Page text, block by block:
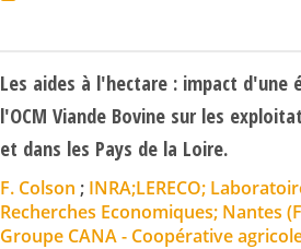
Les aides à l'hectare : impact d'une
l'OCM Viande Bovine sur les
et dans les Pays de la Loire.
F. Colson ; INRA;LERECO;
Recherches Economiques; Nantes
Groupe CANA - Coopérative